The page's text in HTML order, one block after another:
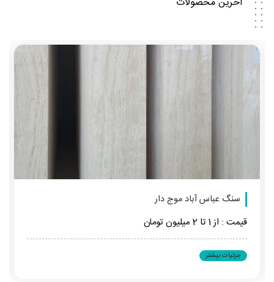
سنگ عباس آباد موج دار
قیمت : از 1 تا 2 میلیون تومان
جزئیات بیشتر